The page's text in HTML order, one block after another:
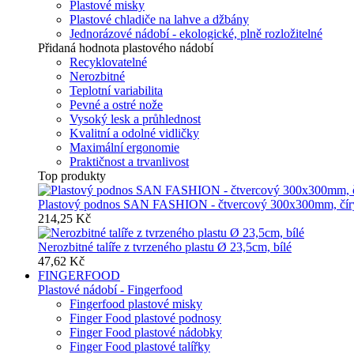
Plastové misky
Plastové chladiče na lahve a džbány
Jednorázové nádobí - ekologické, plně rozložitelné
Přidaná hodnota plastového nádobí
Recyklovatelné
Nerozbitné
Teplotní variabilita
Pevné a ostré nože
Vysoký lesk a průhlednost
Kvalitní a odolné vidličky
Maximální ergonomie
Praktičnost a trvanlivost
Top produkty
Plastový podnos SAN FASHION - čtvercový 300x300mm,
214,25 Kč
Nerozbitné talíře z tvrzeného plastu Ø 23,5cm, bílé
47,62 Kč
FINGERFOOD
Plastové nádobí - Fingerfood
Fingerfood plastové misky
Finger Food plastové podnosy
Finger Food plastové nádobky
Finger Food plastové talířky